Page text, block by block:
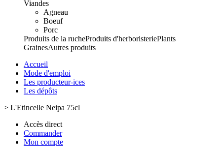
Viandes
Agneau
Boeuf
Porc
Produits de la rucheProduits d'herboristeriePlants
GrainesAutres produits
Accueil
Mode d'emploi
Les producteur-ices
Les dépôts
> L'Etincelle Neipa 75cl
Accès direct
Commander
Mon compte